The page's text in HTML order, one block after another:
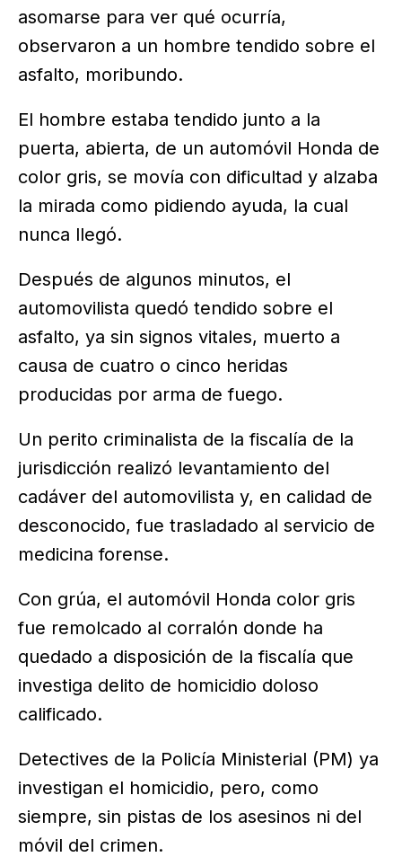
asomarse para ver qué ocurría,
observaron a un hombre tendido sobre el
asfalto, moribundo.
El hombre estaba tendido junto a la
puerta, abierta, de un automóvil Honda de
color gris, se movía con dificultad y alzaba
la mirada como pidiendo ayuda, la cual
nunca llegó.
Después de algunos minutos, el
automovilista quedó tendido sobre el
asfalto, ya sin signos vitales, muerto a
causa de cuatro o cinco heridas
producidas por arma de fuego.
Un perito criminalista de la fiscalía de la
jurisdicción realizó levantamiento del
cadáver del automovilista y, en calidad de
desconocido, fue trasladado al servicio de
medicina forense.
Con grúa, el automóvil Honda color gris
fue remolcado al corralón donde ha
quedado a disposición de la fiscalía que
investiga delito de homicidio doloso
calificado.
Detectives de la Policía Ministerial (PM) ya
investigan el homicidio, pero, como
siempre, sin pistas de los asesinos ni del
móvil del crimen.